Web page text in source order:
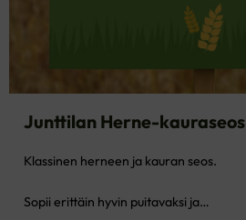
Junttilan Herne-kauraseos
Klassinen herneen ja kauran seos.
Sopii erittäin hyvin puitavaksi ja…